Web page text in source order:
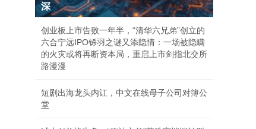
深
创业板上市告败一年半，“清华六兄弟”创立的
六合宁远IPO铩羽之谜又添隐情：一场被隐瞒
的火灾或将再断资本局，重启上市剑指北交所
路漫漫
短剧出海龙头内讧，中文在线母子公司对簿公
堂